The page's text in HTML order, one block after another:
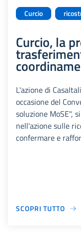
Curcio
Curcio, la
L'azione di
occasione del
soluzione MoSE",
nell'azione sulle
confermare e
SCOPRI TUTTO